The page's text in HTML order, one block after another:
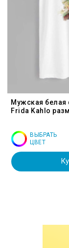
Мужская белая
Frida Kahlo
ВЫБРАТЬ
ЦВЕТ